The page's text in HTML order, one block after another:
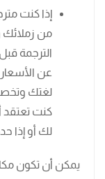
إذا كنت
من زملائك
الترجمة
عن
لغتك
كنت تعتقد
لك أو إذا
يمكن أن تكون